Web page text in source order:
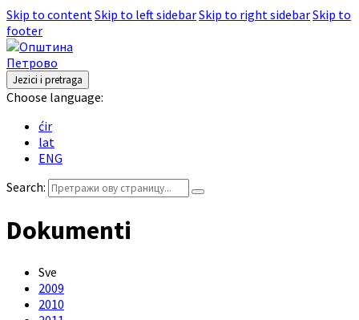
Skip to contentSkip to left sidebarSkip to right sidebarSkip to
footer
Jezici i pretraga
Choose language:
ćir
lat
ENG
Search:
Dokumenti
Sve
2009
2010